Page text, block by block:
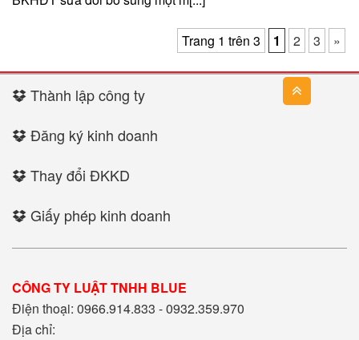
Trang 1 trên 3 1 2 3 »
Thành lập công ty
Đăng ký kinh doanh
Thay đổi ĐKKD
Giấy phép kinh doanh
CÔNG TY LUẬT TNHH BLUE
Điện thoại: 0966.914.833 - 0932.359.970
Địa chỉ: